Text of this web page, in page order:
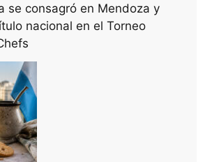
se consagró en Mendoza y
nacional en el Torneo